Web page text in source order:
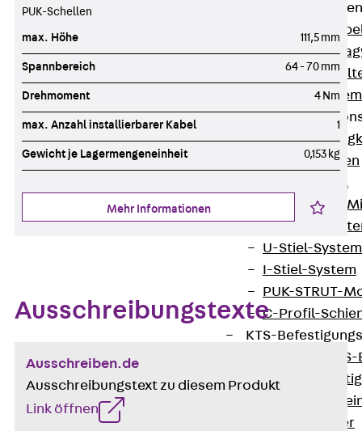
Zurück
KTW
KBH
Zurück
Wandkonsolen
Deckenbügel
Zentral- und
W-Profil-
U-Stiel-System
I-Stiel-System
PUK-STRUT-
C-Profil-
KTS-
Dübel & Anker
PUK-Schellen
max. Höhe 111,5 mm
Spannbereich 64 - 70 mm
Drehmoment 4 Nm
max. Anzahl installierbarer Kabel 1
Gewicht je Lagermengeneinheit 0,153 kg
Mehr Informationen
Ausschreibungstexte
Ausschreiben.de
Ausschreibungstext zu diesem Produkt
Link öffnen